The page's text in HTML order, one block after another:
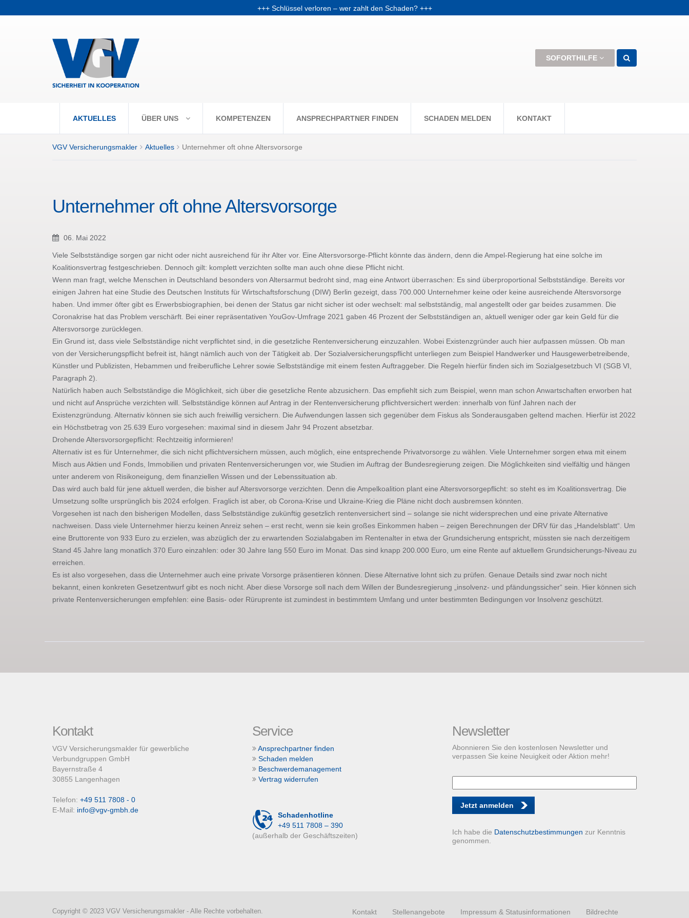
+++ Schlüssel verloren – wer zahlt den Schaden? +++
SOFORTHILFE
AKTUELLES ÜBER UNS KOMPETENZEN ANSPRECHPARTNER FINDEN SCHADEN MELDEN KONTAKT
VGV Versicherungsmakler Aktuelles Unternehmer oft ohne Altersvorsorge
Unternehmer oft ohne Altersvorsorge
06. Mai 2022
Viele Selbstständige sorgen gar nicht oder nicht ausreichend für ihr Alter vor. Eine Altersvorsorge-Pflicht könnte das ändern, denn die Ampel-Regierung hat eine solche im
Koalitionsvertrag festgeschrieben. Dennoch gilt: komplett verzichten sollte man auch ohne diese Pflicht nicht.
Wenn man fragt, welche Menschen in Deutschland besonders von Altersarmut bedroht sind, mag eine Antwort überraschen: Es sind überproportional Selbstständige. Bereits vor
einigen Jahren hat eine Studie des Deutschen Instituts für Wirtschaftsforschung (DIW) Berlin gezeigt, dass 700.000 Unternehmer keine oder keine ausreichende Altersvorsorge
haben. Und immer öfter gibt es Erwerbsbiographien, bei denen der Status gar nicht sicher ist oder wechselt: mal selbstständig, mal angestellt oder gar beides zusammen. Die
Coronakrise hat das Problem verschärft. Bei einer repräsentativen YouGov-Umfrage 2021 gaben 46 Prozent der Selbstständigen an, aktuell weniger oder gar kein Geld für die
Altersvorsorge zurücklegen.
Ein Grund ist, dass viele Selbstständige nicht verpflichtet sind, in die gesetzliche Rentenversicherung einzuzahlen. Wobei Existenzgründer auch hier aufpassen müssen. Ob man
von der Versicherungspflicht befreit ist, hängt nämlich auch von der Tätigkeit ab. Der Sozialversicherungspflicht unterliegen zum Beispiel Handwerker und Hausgewerbetreibende,
Künstler und Publizisten, Hebammen und freiberufliche Lehrer sowie Selbstständige mit einem festen Auftraggeber. Die Regeln hierfür finden sich im Sozialgesetzbuch VI (SGB VI,
Paragraph 2).
Natürlich haben auch Selbstständige die Möglichkeit, sich über die gesetzliche Rente abzusichern. Das empfiehlt sich zum Beispiel, wenn man schon Anwartschaften erworben hat
und nicht auf Ansprüche verzichten will. Selbstständige können auf Antrag in der Rentenversicherung pflichtversichert werden: innerhalb von fünf Jahren nach der
Existenzgründung. Alternativ können sie sich auch freiwillig versichern. Die Aufwendungen lassen sich gegenüber dem Fiskus als Sonderausgaben geltend machen. Hierfür ist 2022
ein Höchstbetrag von 25.639 Euro vorgesehen: maximal sind in diesem Jahr 94 Prozent absetzbar.
Drohende Altersvorsorgepflicht: Rechtzeitig informieren!
Alternativ ist es für Unternehmer, die sich nicht pflichtversichern müssen, auch möglich, eine entsprechende Privatvorsorge zu wählen. Viele Unternehmer sorgen etwa mit einem
Misch aus Aktien und Fonds, Immobilien und privaten Rentenversicherungen vor, wie Studien im Auftrag der Bundesregierung zeigen. Die Möglichkeiten sind vielfältig und hängen
unter anderem von Risikoneigung, dem finanziellen Wissen und der Lebenssituation ab.
Das wird auch bald für jene aktuell werden, die bisher auf Altersvorsorge verzichten. Denn die Ampelkoalition plant eine Altersvorsorgepflicht: so steht es im Koalitionsvertrag. Die
Umsetzung sollte ursprünglich bis 2024 erfolgen. Fraglich ist aber, ob Corona-Krise und Ukraine-Krieg die Pläne nicht doch ausbremsen könnten.
Vorgesehen ist nach den bisherigen Modellen, dass Selbstständige zukünftig gesetzlich rentenversichert sind – solange sie nicht widersprechen und eine private Alternative
nachweisen. Dass viele Unternehmer hierzu keinen Anreiz sehen – erst recht, wenn sie kein großes Einkommen haben – zeigen Berechnungen der DRV für das „Handelsblatt“. Um
eine Bruttorente von 933 Euro zu erzielen, was abzüglich der zu erwartenden Sozialabgaben im Rentenalter in etwa der Grundsicherung entspricht, müssten sie nach derzeitigem
Stand 45 Jahre lang monatlich 370 Euro einzahlen: oder 30 Jahre lang 550 Euro im Monat. Das sind knapp 200.000 Euro, um eine Rente auf aktuellem Grundsicherungs-Niveau zu
erreichen.
Es ist also vorgesehen, dass die Unternehmer auch eine private Vorsorge präsentieren können. Diese Alternative lohnt sich zu prüfen. Genaue Details sind zwar noch nicht
bekannt, einen konkreten Gesetzentwurf gibt es noch nicht. Aber diese Vorsorge soll nach dem Willen der Bundesregierung „insolvenz- und pfändungssicher“ sein. Hier können sich
private Rentenversicherungen empfehlen: eine Basis- oder Rüruprente ist zumindest in bestimmtem Umfang und unter bestimmten Bedingungen vor Insolvenz geschützt.
Kontakt
VGV Versicherungsmakler für gewerbliche
Verbundgruppen GmbH
Bayernstraße 4
30855 Langenhagen
Telefon: +49 511 7808 - 0
E-Mail: info@vgv-gmbh.de
Service
Ansprechpartner finden
Schaden melden
Beschwerdemanagement
Vertrag widerrufen
Schadenhotline
+49 511 7808 – 390
(außerhalb der Geschäftszeiten)
Newsletter
Abonnieren Sie den kostenlosen Newsletter und
verpassen Sie keine Neuigkeit oder Aktion mehr!
Jetzt anmelden
Ich habe die Datenschutzbestimmungen zur Kenntnis
genommen.
Copyright © 2023 VGV Versicherungsmakler - Alle Rechte vorbehalten. Kontakt Stellenangebote Impressum & Statusinformationen
Bildrechte